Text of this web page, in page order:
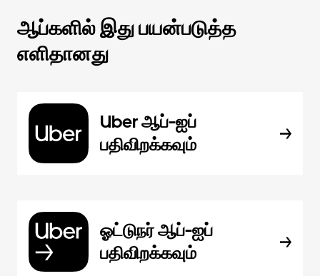
ஆப்களில் இது பயன்படுத்த
எளிதானது
Uber ஆப்-ஐப்
பதிவிறக்கவும்
ஓட்டுநர் ஆப்-ஐப்
பதிவிறக்கவும்